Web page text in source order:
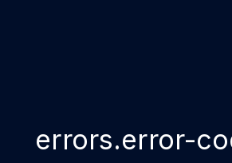
errors.error-